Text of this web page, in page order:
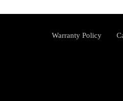
Warranty Policy